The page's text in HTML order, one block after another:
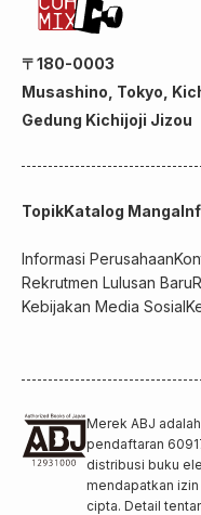
〒180-0003
Musashino, Tokyo,
Gedung Kichijoji Jizou
TopikKatalog Manga
Informasi Perusahaan
Rekrutmen Lulusan Baru
Kebijakan Media Sosial
Merek ABJ
pendaftaran
distribusi buku
mendapatkan
cipta. Detail